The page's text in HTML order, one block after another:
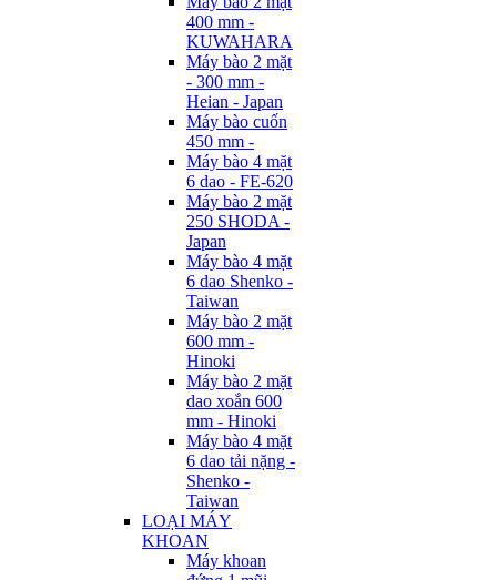
400 mm -
KUWAHARA
Máy bào 2 mặt
- 300 mm -
Heian - Japan
Máy bào cuốn
450 mm -
Máy bào 4 mặt
6 dao - FE-620
Máy bào 2 mặt
250 SHODA -
Japan
Máy bào 4 mặt
6 dao Shenko -
Taiwan
Máy bào 2 mặt
600 mm -
Hinoki
Máy bào 2 mặt
dao xoắn 600
mm - Hinoki
Máy bào 4 mặt
6 dao tải nặng -
Shenko -
Taiwan
LOẠI MÁY
KHOAN
Máy khoan